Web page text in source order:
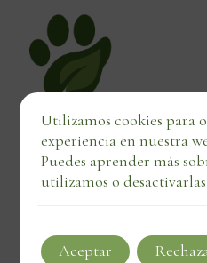
Legal
Política de Envíos y Devoluciones
Utilizamos cookies para
experiencia en nuestra
Puedes aprender más
utilizamos o
Aceptar